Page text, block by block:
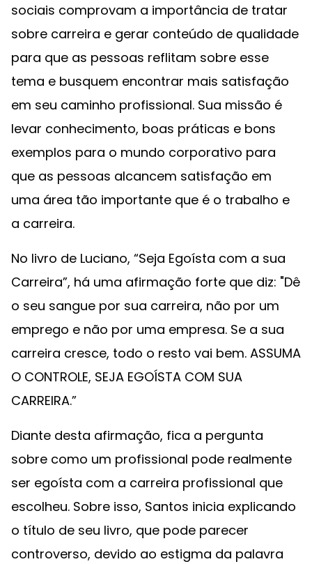
sociais comprovam a importância de tratar
sobre carreira e gerar conteúdo de qualidade
para que as pessoas reflitam sobre esse
tema e busquem encontrar mais satisfação
em seu caminho profissional. Sua missão é
levar conhecimento, boas práticas e bons
exemplos para o mundo corporativo para
que as pessoas alcancem satisfação em
uma área tão importante que é o trabalho e
a carreira.
No livro de Luciano, “Seja Egoísta com a sua
Carreira”, há uma afirmação forte que diz: "Dê
o seu sangue por sua carreira, não por um
emprego e não por uma empresa. Se a sua
carreira cresce, todo o resto vai bem. ASSUMA
O CONTROLE, SEJA EGOÍSTA COM SUA
CARREIRA.”
Diante desta afirmação, fica a pergunta
sobre como um profissional pode realmente
ser egoísta com a carreira profissional que
escolheu. Sobre isso, Santos inicia explicando
o título de seu livro, que pode parecer
controverso, devido ao estigma da palavra